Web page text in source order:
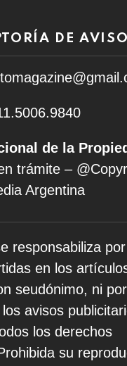
DE
de la
trámite –
Argentina
responsabiliza
en los
seudónimo, ni por
avisos
los derechos
su